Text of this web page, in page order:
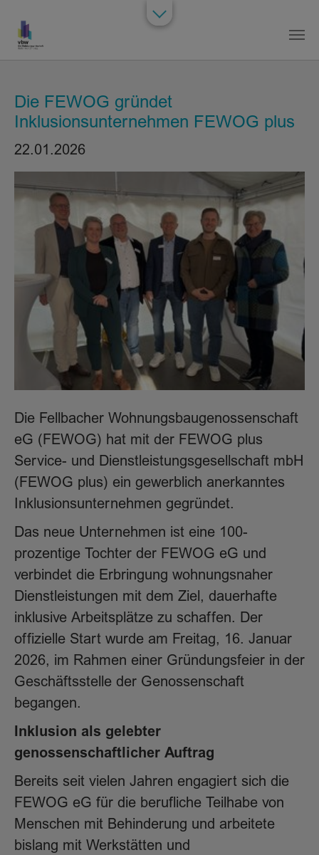
Die FEWOG gründet
Inklusionsunternehmen FEWOG plus
22.01.2026
Die Fellbacher Wohnungsbaugenossenschaft
eG (FEWOG) hat mit der FEWOG plus
Service- und Dienstleistungsgesellschaft mbH
(FEWOG plus) ein gewerblich anerkanntes
Inklusionsunternehmen gegründet.
Das neue Unternehmen ist eine 100-
prozentige Tochter der FEWOG eG und
verbindet die Erbringung wohnungsnaher
Dienstleistungen mit dem Ziel, dauerhafte
inklusive Arbeitsplätze zu schaffen. Der
offizielle Start wurde am Freitag, 16. Januar
2026, im Rahmen einer Gründungsfeier in der
Geschäftsstelle der Genossenschaft
begangen.
Inklusion als gelebter
genossenschaftlicher Auftrag
Bereits seit vielen Jahren engagiert sich die
FEWOG eG für die berufliche Teilhabe von
Menschen mit Behinderung und arbeitete
bislang mit Werkstätten und